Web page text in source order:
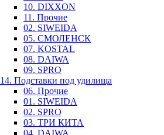
10. DIXXON
11. Прочие
02. SIWEIDA
05. СМОЛЕНСК
07. KOSTAL
08. DAIWA
09. SPRO
14. Подставки под удилища
06. Прочие
01. SIWEIDA
02. SPRO
03. ТРИ КИТА
04. DAIWA